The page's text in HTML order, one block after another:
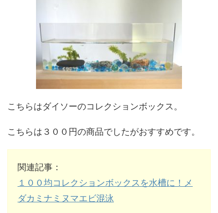
こちらはダイソーのコレクションボックス。
こちらは３００円の商品でしたがおすすめです。
関連記事：
１００均コレクションボックスを水槽に！メ
ダカミナミヌマエビ混泳